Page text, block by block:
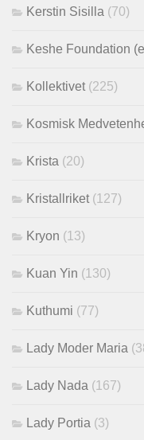
Kerstin Sisilla (70)
Keshe Foundation
Kollektivet (225)
Kosmisk
Krista (20)
Kristallriket (127)
Kryon (13)
Kuan Yin (130)
Kuthumi (77)
Lady Moder Maria
Lady Nada (167)
Lady Portia (3)